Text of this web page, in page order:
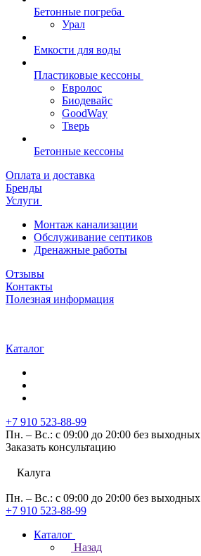
Бетонные погреба
Урал
Емкости для воды
Пластиковые кессоны
Евролос
Биодевайс
GoodWay
Тверь
Бетонные кессоны
Оплата и доставка
Бренды
Услуги
Монтаж канализации
Обслуживание септиков
Дренажные работы
Отзывы
Контакты
Полезная информация
Каталог
+7 910 523-88-99
Пн. – Вс.: с 09:00 до 20:00 без выходных
Заказать консультацию
Калуга
Пн. – Вс.: с 09:00 до 20:00 без выходных
+7 910 523-88-99
Каталог
Назад